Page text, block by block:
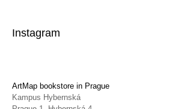
Instagram
ArtMap bookstore in Prague
Kampus Hybernská